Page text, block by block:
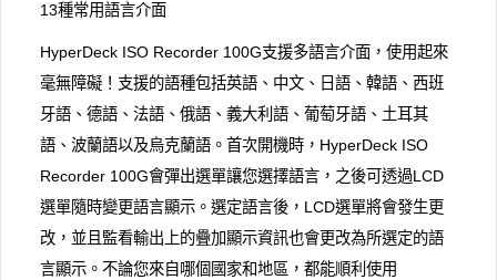
13種常用語言介面
HyperDeck ISO Recorder 100G支援多語言介面，使用起來
毫無障礙！支援的語種包括英語、中文、日語、韓語、西班
牙語、德語、法語、俄語、義大利語、葡萄牙語、土耳其
語、波蘭語以及烏克蘭語。首次開機時，HyperDeck ISO
Recorder 100G會彈出選單讓您選擇語言，之後可透過LCD
選單隨時變更語言顯示。選定語言後，LCD選單將會發生更
改，並且監看輸出上的疊加顯示資訊也會更改為所選定的語
言顯示。不論您來自哪個國家和地區，都能順利使用